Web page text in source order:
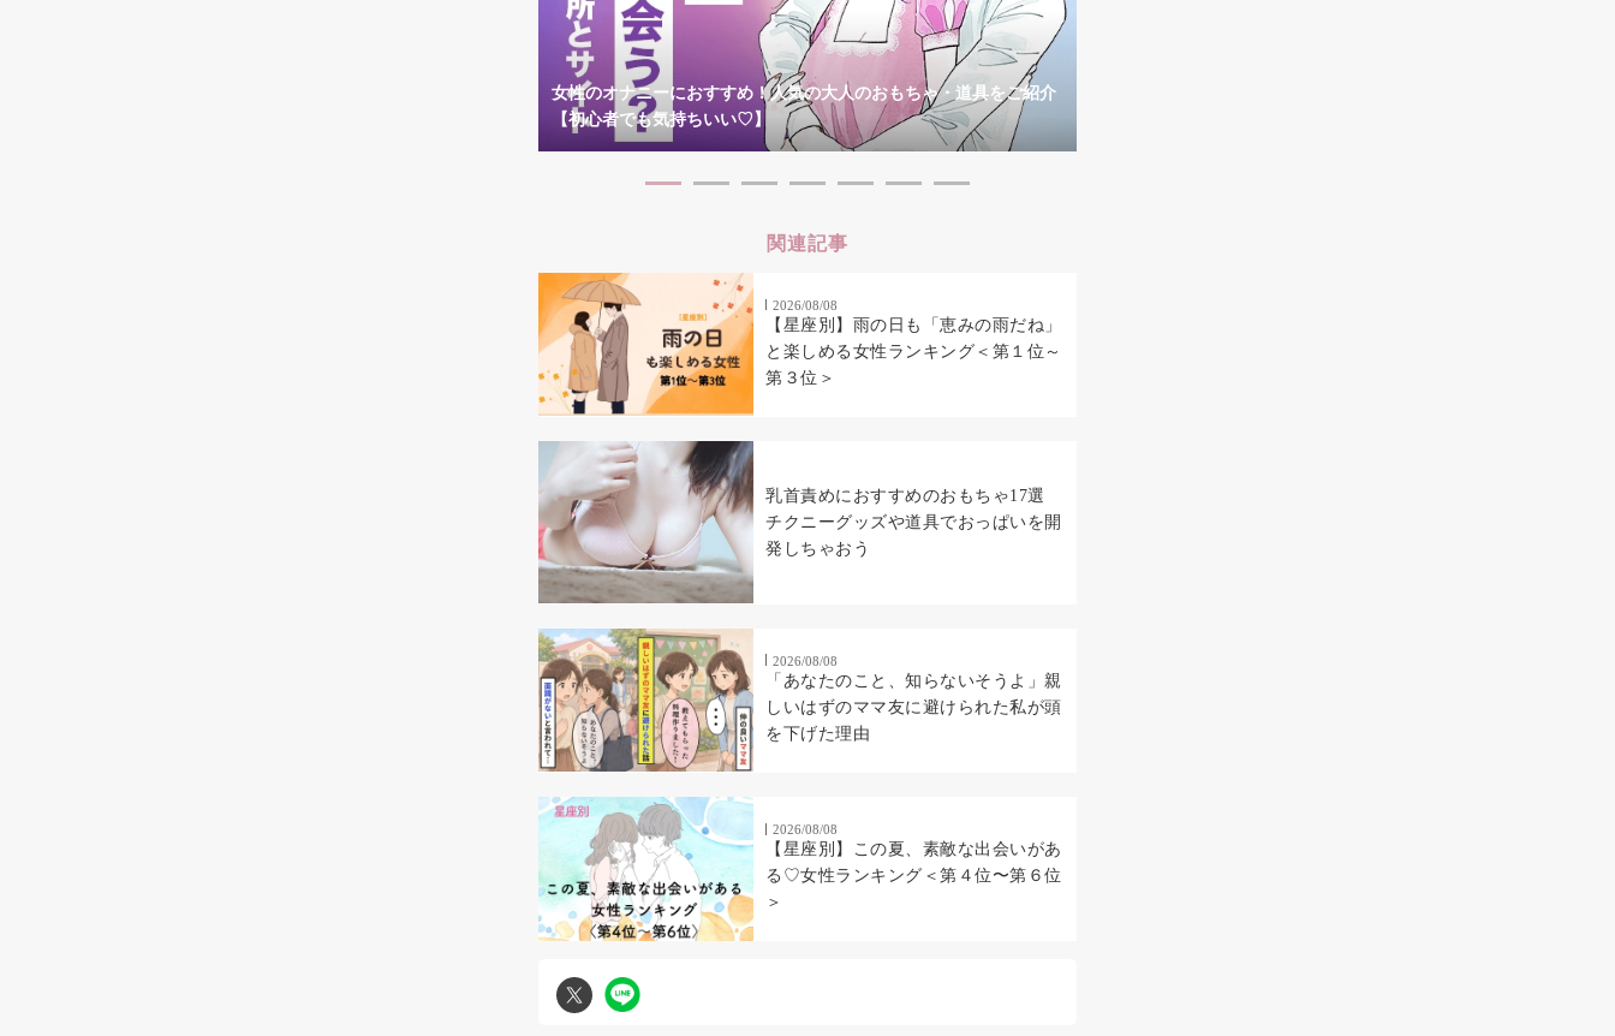
女性のオナニーにおすすめ！人気の大人のおもちゃ・道具をご紹介
【初心者でも気持ちいい♡】
関連記事
2026/08/08
【星座別】雨の日も「恵みの雨だね」
と楽しめる女性ランキング＜第１位～
第３位＞
乳首責めにおすすめのおもちゃ17選
チクニーグッズや道具でおっぱいを開
発しちゃおう
2026/08/08
「あなたのこと、知らないそうよ」親
しいはずのママ友に避けられた私が頭
を下げた理由
2026/08/08
【星座別】この夏、素敵な出会いがあ
る♡女性ランキング＜第４位〜第６位
＞